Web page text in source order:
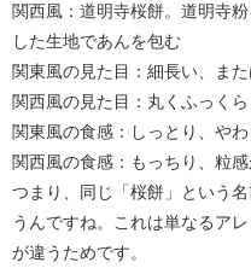
関西風：道明寺桜餅。道明寺
した生地であんを包む
関東風の見た目：細長い、ま
関西風の見た目：丸くふっく
関東風の食感：しっとり、や
関西風の食感：もっちり、粒
つまり、同じ「桜餅」という
うんですね。これは単なるア
が違うためです。